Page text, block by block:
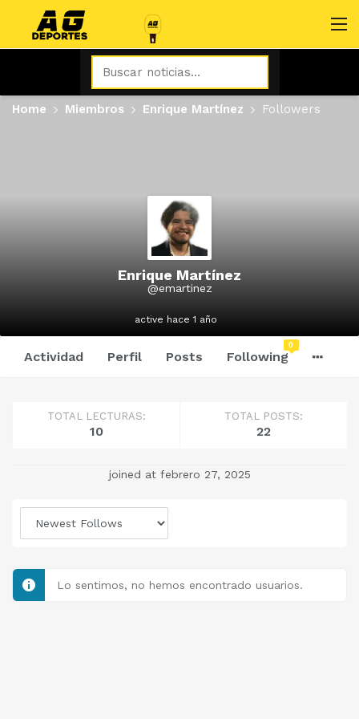
Home Miembros Enrique Martínez Followers
Enrique Martínez
@emartinez
active hace 1 año
Actividad Perfil Posts Following
0
TOTAL LECTURAS:
10
TOTAL POSTS:
22
joined at febrero 27, 2025
Lo sentimos, no hemos encontrado usuarios.